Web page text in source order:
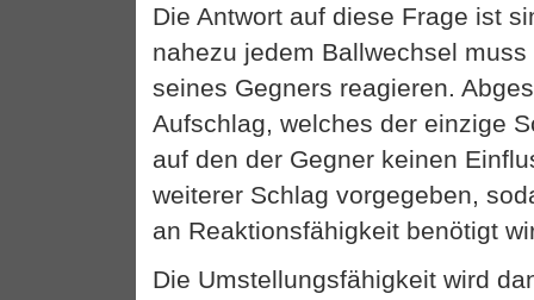
Die Antwort auf diese Frage ist
nahezu jedem Ballwechsel
seines Gegners reagieren.
Aufschlag, welches der einzige
auf den der Gegner keinen
weiterer Schlag vorgegeben,
an Reaktionsfähigkeit benötigt
Die Umstellungsfähigkeit wird